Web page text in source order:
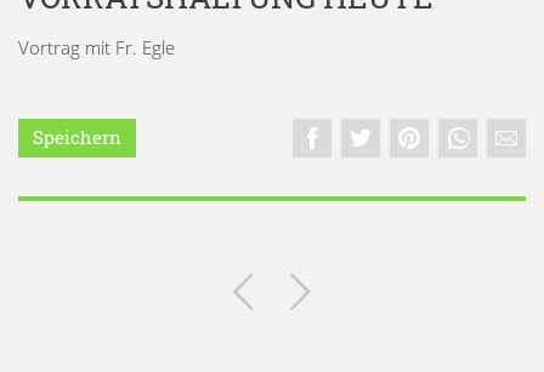
Vortrag mit Fr. Egle
Speichern